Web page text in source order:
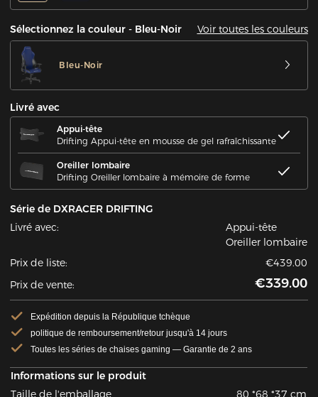
Sélectionnez la couleur - Bleu-Noir Voir toutes les couleurs
Bleu-Noir
Livré avec
Appui-tête
Drifting Appui-tête en mousse de gel rafraîchissante
Oreiller lombaire
Drifting Oreiller lombaire à mémoire de forme
Série de DXRACER DRIFTING
Livré avec:
Appui-tête
Oreiller lombaire
Prix de liste:
€439.00
Prix de vente:
€339.00
Expédition depuis la République tchèque
politique de remboursement/retour jusqu'à 14 jours
Toutes les séries de chaises gaming — Garantie de 2 ans
Informations sur le produit
Taille de l'emballage
80 *68 *37 cm